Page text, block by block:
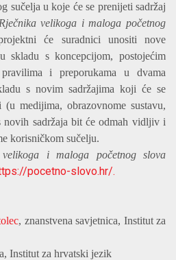
sučelja u koje će se prenijeti sadržaj
Rječnika velikoga i maloga početnog
će suradnici unositi nove
skladu s koncepcijom, postojećim
i preporukama u dvama
s novim sadržajima koji će se
medijima, obrazovnome sustavu,
novih sadržaja bit će odmah vidljiv i
korisničkom sučelju.
velikoga i maloga početnog slova
pocetno-slovo.hr/.
, znanstvena savjetnica, Institut za
Institut za hrvatski jezik